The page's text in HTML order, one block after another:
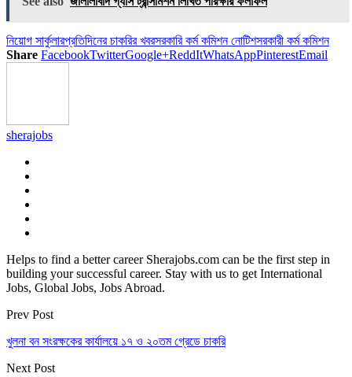
নিয়োগ সার্কুলারপ্রতিদিনের চাকরির খবরসরকারি কর্ম কমিশন নোটিশসরকারী কর্ম কমিশন
Share FacebookTwitterGoogle+ReddItWhatsAppPinterestEmail
sherajobs
Helps to find a better career Sherajobs.com can be the first step in
building your successful career. Stay with us to get International
Jobs, Global Jobs, Jobs Abroad.
Prev Post
খুলনা বন সংরক্ষকের কার্যালয়ে ১৭ ও ২০তম গ্রেডে চাকরি
Next Post